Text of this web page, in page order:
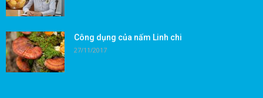
Công dụng của nấm Linh chi
27/11/2017